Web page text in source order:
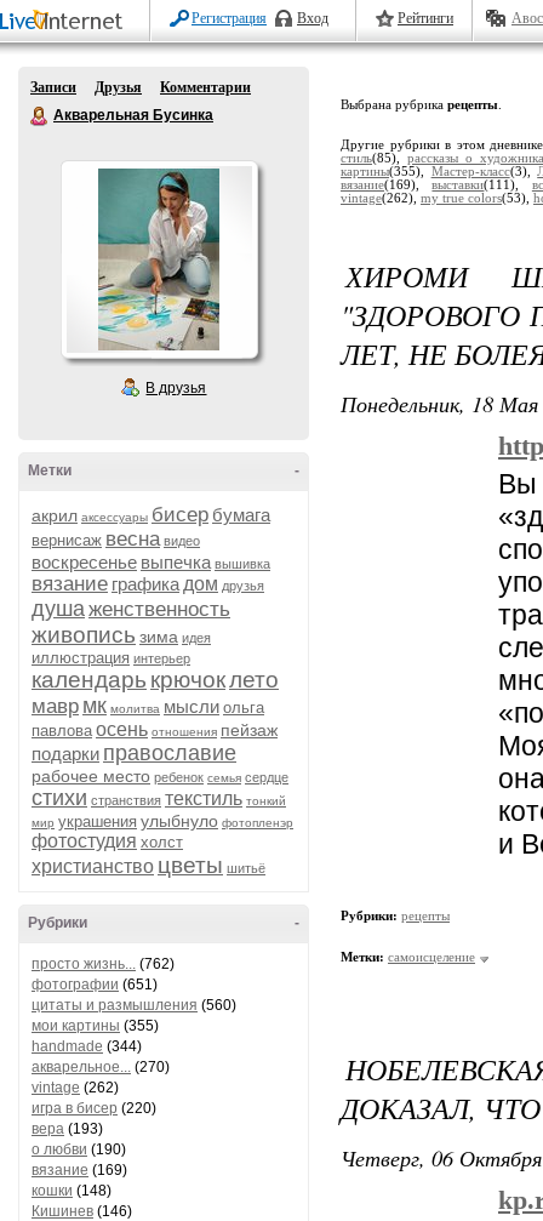
Регистрация Вход Рейтинги
Записи Друзья
Комментарии
Акварельная Бусинка
В друзья
-
Метки
акрил аксессуары бисер бумага
вернисаж весна видео
воскресенье выпечка вышивка
вязание графика дом друзья
душаженственность
живопись зима идея
иллюстрация интерьер
календарь крючоклето
мавр мк молитва мысли ольга
павлова осень отношения пейзаж
подарки православие
рабочее место ребенок семья сердце
стихи странствия текстиль тонкий
мир украшения улыбнуло фотопленэр
фотостудия холст
христианство цветы шитьё
-
Рубрики
просто жизнь... (762)
фотографии (651)
цитаты и размышления (560)
мои картины (355)
handmade (344)
акварельное... (270)
vintage (262)
игра в бисер (220)
вера (193)
о любви (190)
вязание (169)
кошки (148)
Кишинев (146)
Выбрана рубрика рецепты
Другие рубрики в этом
стиль(85),рассказы о
картины(355), Мастер-класс(3),
вязание(169),выставки(111),
vintage(262), my true colors(53),
ХИРОМИ
"ЗДОРОВОГО
ЛЕТ, НЕ
Понедельник, 18
Вы
и
Рубрики: рецепты
Метки: самоисцеление
ДОКАЗАЛ,
Четверг, 06